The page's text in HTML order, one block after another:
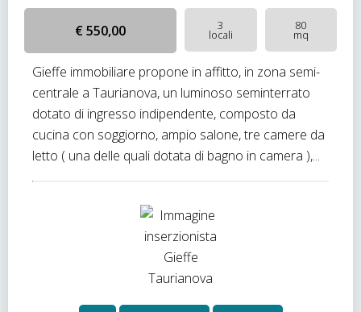
€ 550,00 3
locali
80
mq
Gieffe immobiliare propone in affitto, in zona semi-
centrale a Taurianova, un luminoso seminterrato
dotato di ingresso indipendente, composto da
cucina con soggiorno, ampio salone, tre camere da
letto ( una delle quali dotata di bagno in camera ),...